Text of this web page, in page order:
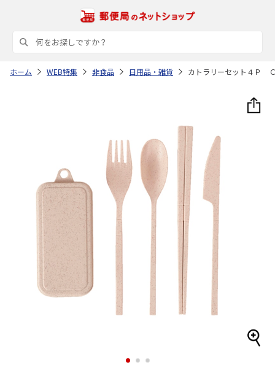
ホーム WEB特集 非食品 日用品・雑貨 カトラリーセット４Ｐ
1 2 3